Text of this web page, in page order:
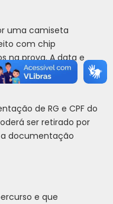
uma camiseta
com chip
na prova. A data e
definidos pela
de RG e CPF do
ser retirado por
documentação
e que